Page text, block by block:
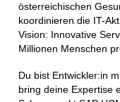
österreichischen
koordinieren die IT-
Vision: Innovative
Millionen Menschen
Du bist Entwickler:in
bring deine Expertise